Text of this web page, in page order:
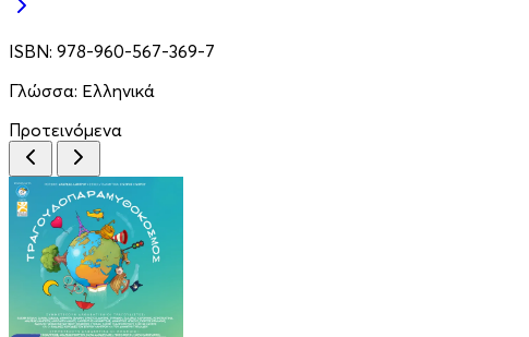
ISBN: 978-960-567-369-7
Γλώσσα: Ελληνικά
Προτεινόμενα